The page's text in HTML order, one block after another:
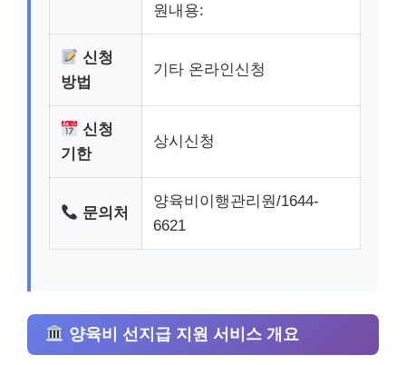
원내용:
신청
방법
기타 온라인신청
신청
기한
상시신청
문의처
양육비이행관리원/1644-
6621
양육비 선지급 지원 서비스 개요